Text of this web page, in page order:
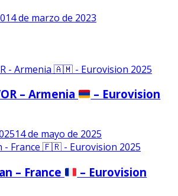
14 de marzo de 2023
– Armenia
– Eurovision
14 de mayo de 2025
– France
– Eurovision